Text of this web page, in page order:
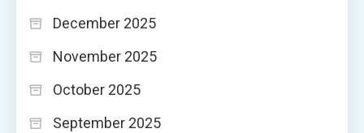
December 2025
November 2025
October 2025
September 2025